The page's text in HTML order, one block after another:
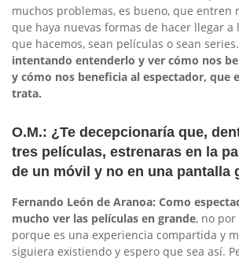
muchos problemas, es bueno, que entren
que haya nuevas formas de hacer llegar a
que hacemos, sean películas o sean
intentando entenderlo y ver cómo nos
y cómo nos beneficia al espectador, que
trata.
O.M.: ¿Te decepcionaría que,
tres películas, estrenaras en la
de un móvil y no en una pantalla
Fernando León de Aranoa: Como
mucho ver las películas en grande, no
porque es una experiencia compartida y
siguiera existiendo y espero que sea así.